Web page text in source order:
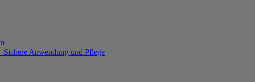
Anwendung und Pflege